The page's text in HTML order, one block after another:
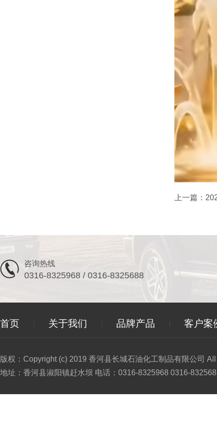
上一篇：
咨询热线
0316-8325968 / 0316-8325688
首页 关于我们 品牌产品 客户案
版权：Copyright (c) 2019 香河县长城石油化工制品有限公司
地址：香河县淑阳镇赶水坝 电话：0316-8325968 0316-